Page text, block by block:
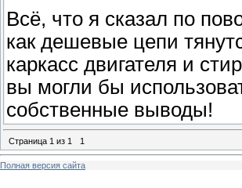
Всё, что я сказал по
как дешевые цепи
каркасс двигателя и
вы могли бы
собственные выводы!
Страница 1 из 1 1
Полная версия сайта